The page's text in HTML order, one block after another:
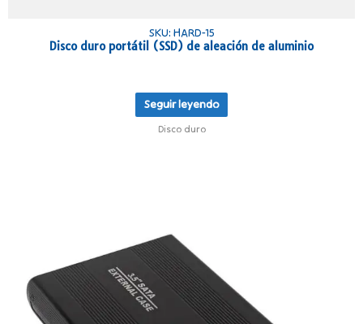
SKU: HARD-15
Disco duro portátil (SSD) de aleación de aluminio
Seguir leyendo
Disco duro